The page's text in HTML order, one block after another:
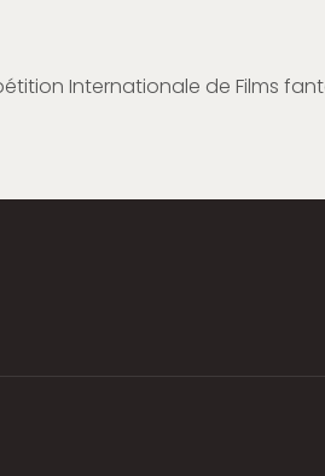
Internationale de Films